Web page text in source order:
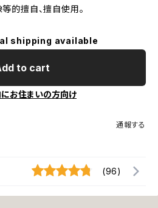
的擅自、擅自使用。
shipping available
to cart
お住まいの方向け
通報する
(96)